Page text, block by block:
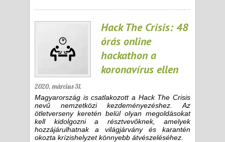
Hack The Crisis: 48
órás online
hackathon a
koronavírus ellen
2020. március 31.
Magyarország is csatlakozott a Hack The Crisis
nevű nemzetközi kezdeményezéshez. Az
ötletverseny keretén belül olyan megoldásokat
kell kidolgozni a résztvevőknek, amelyek
hozzájárulhatnak a világjárvány és karantén
okozta krízishelyzet könnyebb átvészeléséhez.